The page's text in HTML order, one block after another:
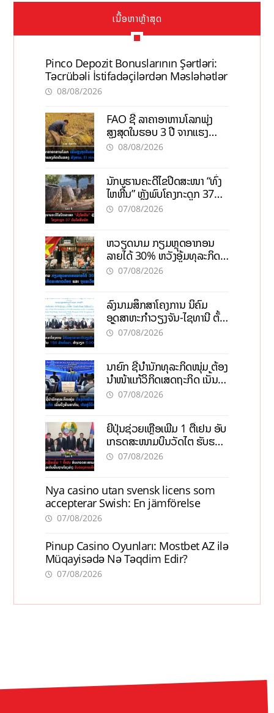
ເນື້ອຫາຫຼ້າສຸດ
Pinco Depozit Bonuslarının Şərtləri:
Təcrübəli İstifadəçilərdən Məsləhətlər
08/08/2026
FAO ຊີ້ ລາຄາອາຫານໂລກພຸ່ງ
ສູງສຸດໃນຮອບ 3 ປີ ຈາກແຮງ
ກົດດັນຂອງສົງຄາມ, El nino
08/08/2026
ນັກບູຮານຄະດີໄຂປິດສະໜາ “ທົ່ງ
ໄຫຫີນ” ຫຼັງພົບໂຄງກະດູກ 37
ຄົນໃນຫີນຍັກ
07/08/2026
ຫວຽດນາມ ກຽມຫຼຸດອາກອນ
ລາຍໄດ້ 30% ຫວັງອູ້ມທຸລະກິດ
ຂະໜາດນ້ອຍ ແລະ ຈຸນລະ
07/08/2026
ລົງນາມສຶກສາໂຄງການ ນິຄົມ
ອຸດສາຫະກຳວຽງຈັນ-ໄຊທານີ ຕັ້ງ
ເປົ້າດຶງທຶນ 150 ລ້ານໂດລາ, ສ້າງ
07/08/2026
ນາຍົກ ຊີ້ນຳນັກທຸລະກິດໜຸ່ມ ຕ້ອງ
ນຳໜ້າແກ້ວິກິດເສດຖະກິດ ເນັ້ນດຶງ
ທຶນສາກົນ, ຫັນສູ່ດິຈິຕອນ
07/08/2026
ຍີ່ປຸ່ນຊ່ວຍເຫຼືອເພີ່ມ 1 ຕື້ເຢນ ອັບ
ເກຣດສະໜາມບິນວັດໄຕ ຮັບຮອງ
ການເຕີບໂຕ
07/08/2026
Nya casino utan svensk licens som
accepterar Swish: En jämförelse
07/08/2026
Pinup Casino Oyunları: Mostbet AZ ilə
Müqayisədə Nə Təqdim Edir?
07/08/2026